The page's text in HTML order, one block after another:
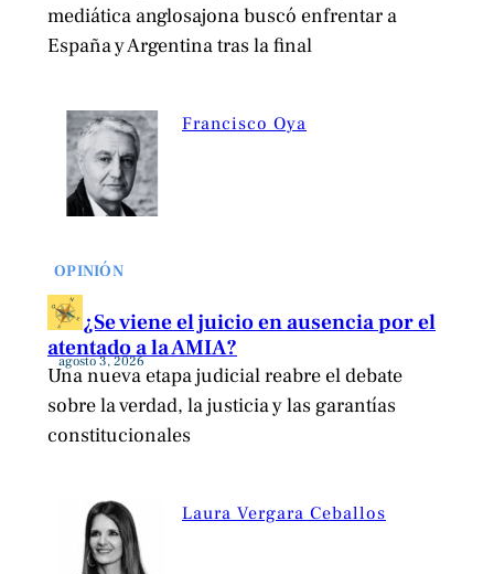
mediática anglosajona buscó enfrentar a
España y Argentina tras la final
Francisco Oya
OPINIÓN
¿Se viene el juicio en ausencia por el
atentado a la AMIA?
agosto 3, 2026
Una nueva etapa judicial reabre el debate
sobre la verdad, la justicia y las garantías
constitucionales
Laura Vergara Ceballos